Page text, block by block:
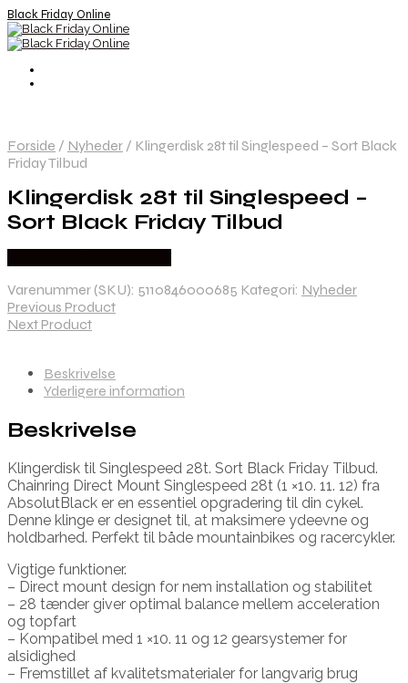
Black Friday Online
Forside / Nyheder / Klingerdisk 28t til Singlespeed – Sort Black
Friday Tilbud
Klingerdisk 28t til Singlespeed –
Sort Black Friday Tilbud
Varenummer (SKU): 5110846000685 Kategori: Nyheder
Previous Product
Next Product
Beskrivelse
Yderligere information
Beskrivelse
Klingerdisk til Singlespeed 28t. Sort Black Friday Tilbud.
Chainring Direct Mount Singlespeed 28t (1 ×10. 11. 12) fra
AbsolutBlack er en essentiel opgradering til din cykel.
Denne klinge er designet til, at maksimere ydeevne og
holdbarhed. Perfekt til både mountainbikes og racercykler.
Vigtige funktioner.
– Direct mount design for nem installation og stabilitet
– 28 tænder giver optimal balance mellem acceleration
og topfart
– Kompatibel med 1 ×10. 11 og 12 gearsystemer for
alsidighed
– Fremstillet af kvalitetsmaterialer for langvarig brug